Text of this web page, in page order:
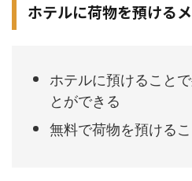
ホテルに荷物を預ける
ホテルに預けること
とができる
無料で荷物を預ける